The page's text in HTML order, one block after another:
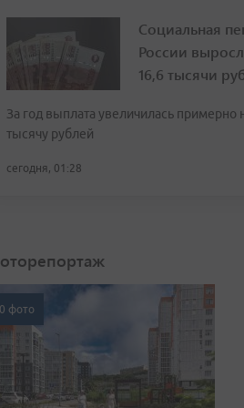
Социальная
России
16,6 тысячи
За год выплата увеличилась примерно
тысячу рублей
сегодня, 01:28
фото